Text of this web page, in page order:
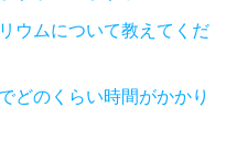
ウムについて教えてくだ
どのくらい時間がかかり